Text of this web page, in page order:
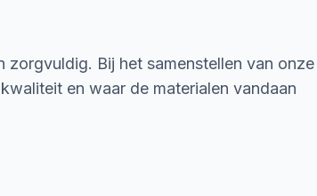
zorgvuldig. Bij het samenstellen van onze
en waar de materialen vandaan